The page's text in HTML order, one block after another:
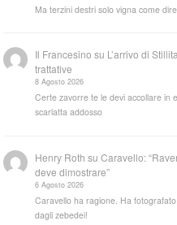
Ma terzini destri solo vigna come
Il Francesino su L’arrivo di
trattative
8 Agosto 2026
Certe zavorre te le devi accollare in
scarlatta addosso
Henry Roth suCaravello:
deve dimostrare”
6 Agosto 2026
Caravello ha ragione. Ha
dagli zebedei!